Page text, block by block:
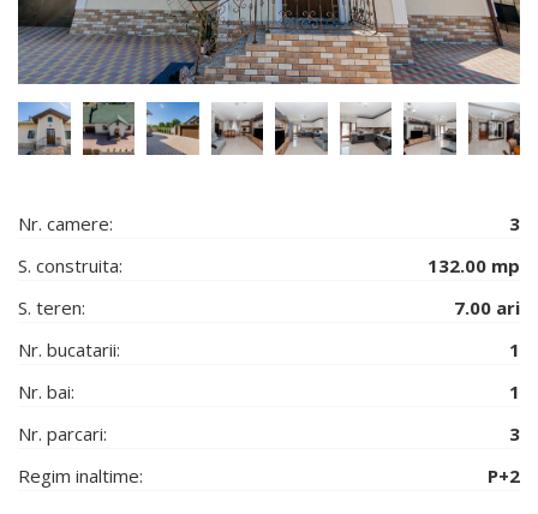
Nr. camere:
3
S. construita:
132.00 mp
S. teren:
7.00 ari
Nr. bucatarii:
1
Nr. bai:
1
Nr. parcari:
3
Regim inaltime:
P+2